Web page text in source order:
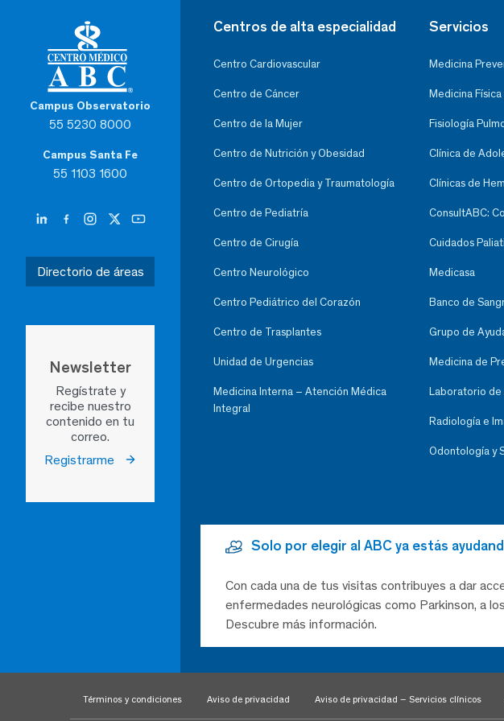
Campus Observatorio
55 5230 8000
Campus Santa Fe
55 1103 1600
Directorio de áreas
Newsletter
Regístrate y
recibe nuestro
contenido en tu
correo.
Registrarme
Centros de alta especialidad
Centro Cardiovascular
Centro de Cáncer
Centro de la Mujer
Centro de Nutrición y Obesidad
Centro de Ortopedia y Traumatología
Centro de Pediatría
Centro de Cirugía
Centro Neurológico
Centro Pediátrico del Corazón
Centro de Trasplantes
Unidad de Urgencias
Medicina Interna – Atención Médica
Integral
Servicios
Medicina
Medicina
Fisiología
Clínica de
Clínicas de
ConsultABC:
Cuidados
Medicasa
Banco de
Grupo de
Medicina de
Laboratorio de
Radiología e
Odontología y
Solo por elegir al ABC ya estás
Con cada una de tus visitas contribuyes a dar
enfermedades neurológicas como Parkinson, a
Descubre más información.
Términos y condiciones Aviso de privacidad Aviso de privacidad – Servicios clínicos